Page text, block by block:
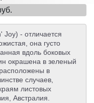
- отличается
она густо
вдоль боковых
окрашена в зеленый
в
случаев,
листовых
Австралия.